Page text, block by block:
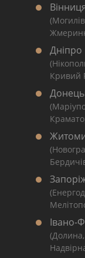
Дніпро
Кривий
Івано-